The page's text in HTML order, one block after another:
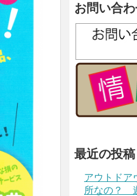
お問い合
最近の投稿
アウトドア
所なの？